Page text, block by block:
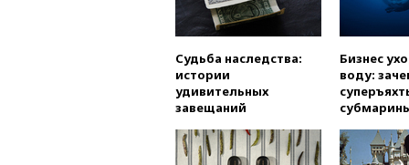
Судьба наследства:
истории
удивительных
завещаний
Бизнес
воду: